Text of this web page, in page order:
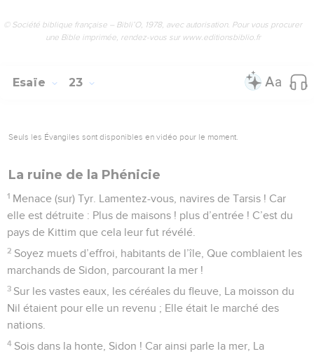
© Société biblique française – Bibli’O, 1978, avec autorisation. Pour vous procurer
une Bible imprimée, rendez-vous sur www.editionsbiblio.fr
Esaïe 23
Seuls les Évangiles sont disponibles en vidéo pour le moment.
La ruine de la Phénicie
1 Menace (sur) Tyr. Lamentez-vous, navires de Tarsis ! Car
elle est détruite : Plus de maisons ! plus d’entrée ! C’est du
pays de Kittim que cela leur fut révélé.
2 Soyez muets d’effroi, habitants de l’île, Que comblaient les
marchands de Sidon, parcourant la mer !
3 Sur les vastes eaux, les céréales du fleuve, La moisson du
Nil étaient pour elle un revenu ; Elle était le marché des
nations.
4 Sois dans la honte, Sidon ! Car ainsi parle la mer, La